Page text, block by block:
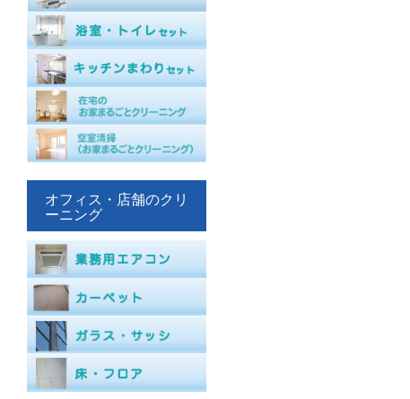
オフィス・店舗のクリ
ーニング